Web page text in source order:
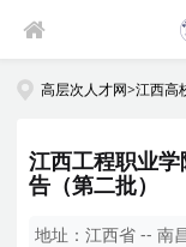
高层次人才网>江西高
江西工程职业
告（第二批）
地址：江西省 -- 南